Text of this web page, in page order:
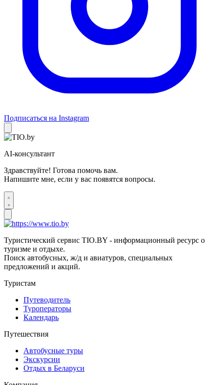
Подписаться на Instagram
AI-консультант
Здравствуйте! Готова помочь вам.
Напишите мне, если у вас появятся вопросы.
Туристический сервис TIO.BY - информационный ресурс о
туризме и отдыхе.
Поиск автобусных, ж/д и авиатуров, специальных
предложений и акций.
Туристам
Путеводитель
Туроператоры
Календарь
Путешествия
Автобусные туры
Экскурсии
Отдых в Беларуси